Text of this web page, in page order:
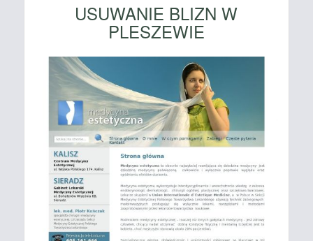
USUWANIE BLIZN W
PLESZEWIE